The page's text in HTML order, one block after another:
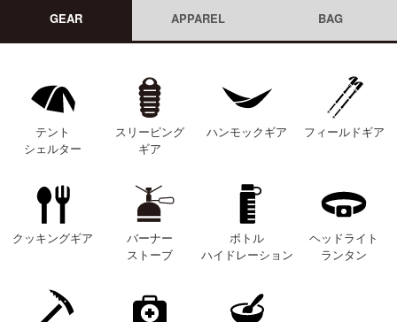
GEAR APPAREL BAG
テント
シェルター
スリーピング
ギア
ハンモックギア フィールドギア
クッキングギア
バーナー
ストーブ
ボトル
ハイドレーション
ヘッドライト
ランタン